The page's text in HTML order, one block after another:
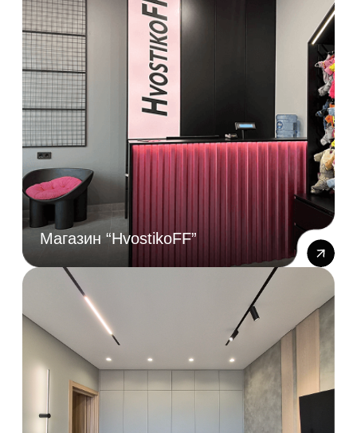
Железнодорожная, 18
Московская, 77 (ЖК Чикаго)